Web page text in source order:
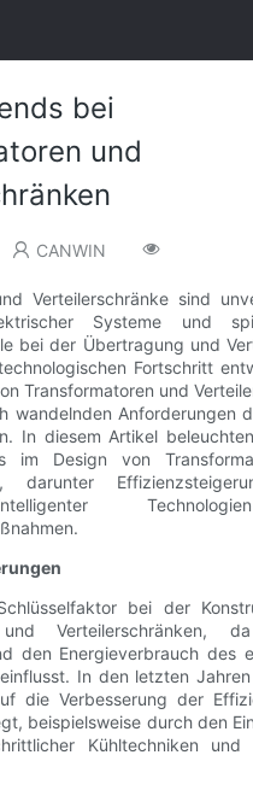
bei
und
CANWIN
Verteilerschränke sind
Systeme und
bei der Übertragung und
Fortschritt
Transformatoren und
wandelnden Anforderungen
In diesem Artikel
im Design von
darunter
bei der
und Verteilerschränken,
den Energieverbrauch des
In den letzten
die Verbesserung der
beispielsweise durch den
Kühltechniken und